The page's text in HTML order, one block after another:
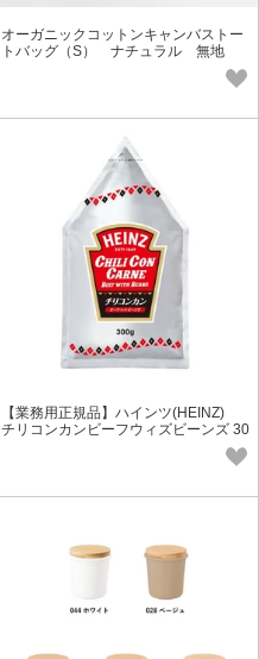
オーガニックコットンキャンバストー
トバッグ（S） ナチュラル 無地
【業務用正規品】ハインツ(HEINZ)
チリコンカンビーフウィズビーンズ 30